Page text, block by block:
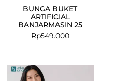
BUNGA BUKET
ARTIFICIAL
BANJARMASIN 25
Rp549.000